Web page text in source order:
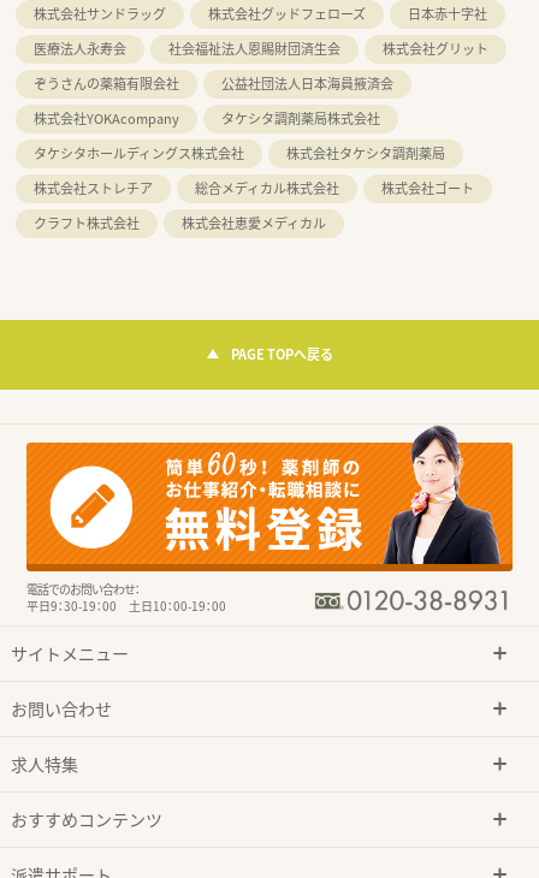
株式会社サンドラッグ
株式会社グッドフェローズ
日本赤十字社
医療法人永寿会
社会福祉法人恩賜財団済生会
株式会社グリット
ぞうさんの薬箱有限会社
公益社団法人日本海員掖済会
株式会社YOKAcompany
タケシタ調剤薬局株式会社
タケシタホールディングス株式会社
株式会社タケシタ調剤薬局
株式会社ストレチア
総合メディカル株式会社
株式会社ゴート
クラフト株式会社
株式会社恵愛メディカル
PAGE TOPへ戻る
電話でのお問い合わせ：
平日9：30-19：00 土日10：00-19：00
サイトメニュー
お問い合わせ
求人特集
おすすめコンテンツ